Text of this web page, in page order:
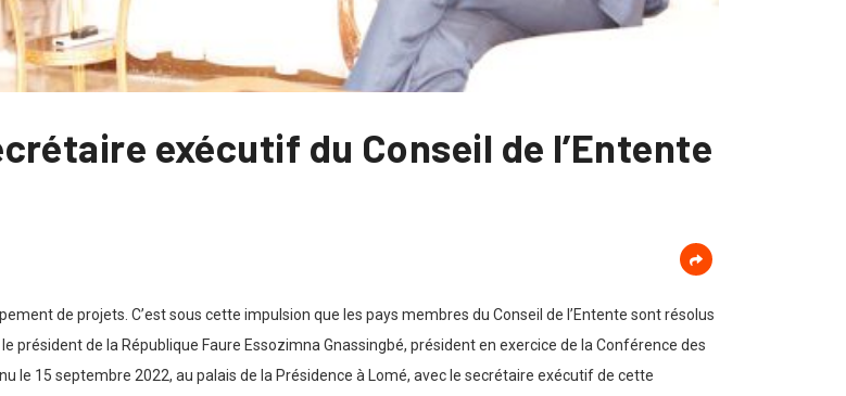
exécutif du Conseil de l’Entente
de projets. C’est sous cette impulsion que les pays membres du Conseil de l’Entente sont résolus
de la République Faure Essozimna Gnassingbé, président en exercice de la Conférence des
le 15 septembre 2022, au palais de la Présidence à Lomé, avec le secrétaire exécutif de cette